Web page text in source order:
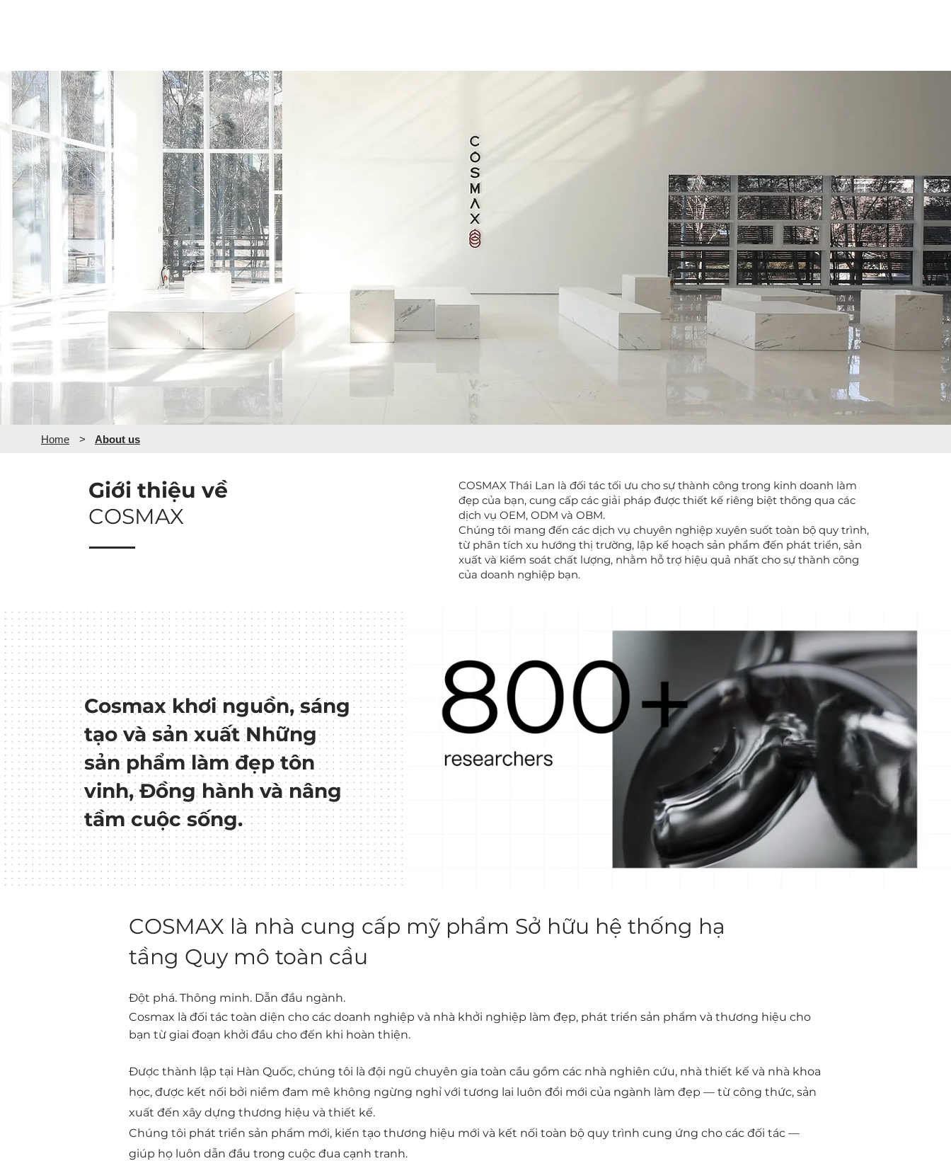
Home > About us
Giới thiệu về
COSMAX
COSMAX Thái Lan là đối tác tối ưu cho sự thành công trong kinh doanh làm
đẹp của bạn, cung cấp các giải pháp được thiết kế riêng biệt thông qua các
dịch vụ OEM, ODM và OBM.
Chúng tôi mang đến các dịch vụ chuyên nghiệp xuyên suốt toàn bộ quy trình,
từ phân tích xu hướng thị trường, lập kế hoạch sản phẩm đến phát triển, sản
xuất và kiểm soát chất lượng, nhằm hỗ trợ hiệu quả nhất cho sự thành công
của doanh nghiệp bạn.
Cosmax khơi nguồn, sáng
tạo và sản xuất Những
sản phẩm làm đẹp tôn
vinh, Đồng hành và nâng
tầm cuộc sống.
COSMAX là nhà cung cấp mỹ phẩm Sở hữu hệ thống hạ
tầng Quy mô toàn cầu
Đột phá. Thông minh. Dẫn đầu ngành.
Cosmax là đối tác toàn diện cho các doanh nghiệp và nhà khởi nghiệp làm đẹp, phát triển sản phẩm và thương hiệu cho
bạn từ giai đoạn khởi đầu cho đến khi hoàn thiện.
Được thành lập tại Hàn Quốc, chúng tôi là đội ngũ chuyên gia toàn cầu gồm các nhà nghiên cứu, nhà thiết kế và nhà khoa
học, được kết nối bởi niềm đam mê không ngừng nghỉ với tương lai luôn đổi mới của ngành làm đẹp — từ công thức, sản
xuất đến xây dựng thương hiệu và thiết kế.
Chúng tôi phát triển sản phẩm mới, kiến tạo thương hiệu mới và kết nối toàn bộ quy trình cung ứng cho các đối tác —
giúp họ luôn dẫn đầu trong cuộc đua cạnh tranh.